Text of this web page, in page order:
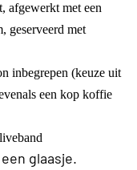
afgewerkt met een
geserveerd met
inbegrepen (keuze uit
een kop koffie
glaasje.